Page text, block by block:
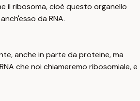
il ribosoma, cioè questo organello
da RNA.
anche in parte da proteine, ma
che noi chiameremo ribosomiale, e